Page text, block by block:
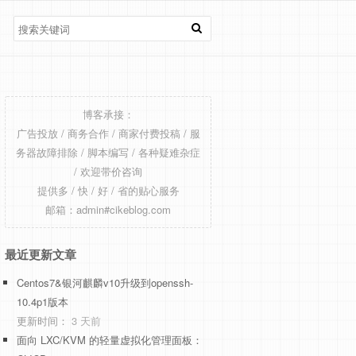
博客承接：
广告投放 / 商务合作 / 商家付费投稿 / 服
务器故障排除 / 脚本编写 / 各种疑难杂症
/ 欢迎带价咨询
提供多 / 快 / 好 / 省的贴心服务
邮箱：admin#cikeblog.com
最近更新文章
Centos7&银河麒麟v10升级到openssh-
10.4p1版本
更新时间： 3 天前
面向 LXC/KVM 的轻量虚拟化管理面板：